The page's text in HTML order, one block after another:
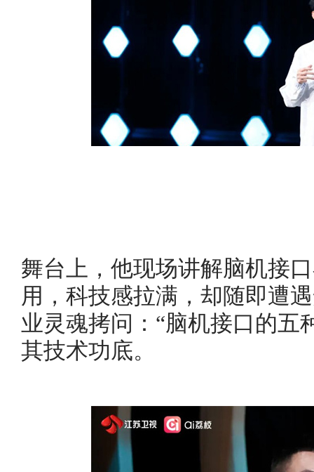
舞台上，他现场讲解脑机接
用，科技感拉满，却随即遭
业灵魂拷问：“脑机接口的五
其技术功底。